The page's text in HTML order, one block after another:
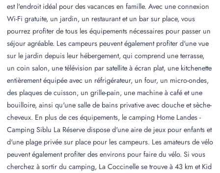
est l'endroit idéal pour des vacances en famille. Avec une connexion
Wi-Fi gratuite, un jardin, un restaurant et un bar sur place, vous
pourrez profiter de tous les équipements nécessaires pour passer un
séjour agréable. Les campeurs peuvent également profiter d'une vue
sur le jardin depuis leur hébergement, qui comprend une terrasse,
un coin salon, une télévision par satellite à écran plat, une kitchenette
entièrement équipée avec un réfrigérateur, un four, un micro-ondes,
des plaques de cuisson, un grille-pain, une machine à café et une
bouilloire, ainsi qu'une salle de bains privative avec douche et sèche-
cheveux. En plus de ces équipements, le camping Home Landes -
Camping Siblu La Réserve dispose d'une aire de jeux pour enfants et
d'une plage privée sur place pour les campeurs. Les amateurs de vélo
peuvent également profiter des environs pour faire du vélo. Si vous
cherchez à sortir du camping, La Coccinelle se trouve à 43 km et Kid